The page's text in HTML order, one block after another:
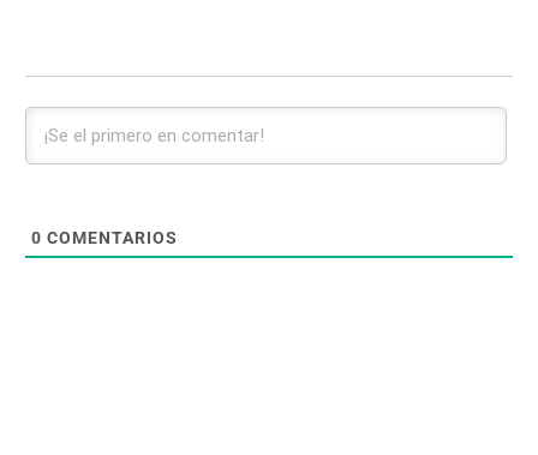
0 COMENTARIOS